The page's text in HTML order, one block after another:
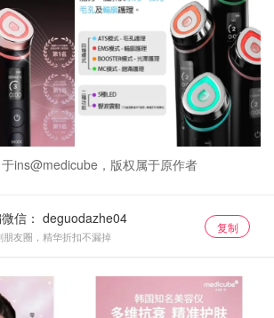
ins@medicube，版权属于原作者
信：
朋友圈，精华折扣不漏掉
复制